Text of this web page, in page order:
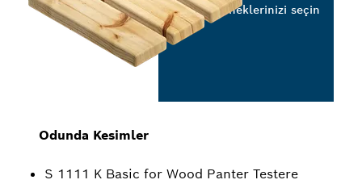
Odunda Kesimler
S 1111 K Basic for Wood Panter Testere
Seçeneklerinizi seçin